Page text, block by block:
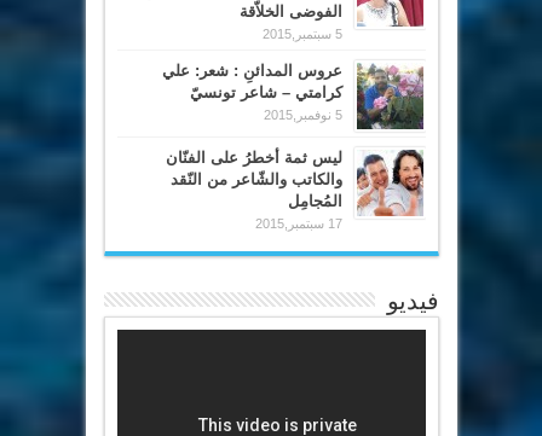
الفوضى الخلاّقة
5 سبتمبر,2015
عروس المدائنِ : شعر: علي
كرامتي – شاعر تونسيّ
5 نوفمبر,2015
ليس ثمة أخطرُ على الفنّان
والكاتب والشّاعر من النّقد
المُجامِل
17 سبتمبر,2015
فيديو